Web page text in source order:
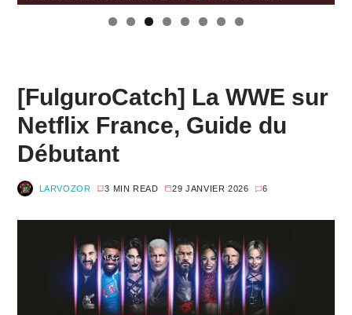
[FulguroCatch] La WWE sur
Netflix France, Guide du
Débutant
LARVOZOR 3 MIN READ 29 JANVIER 2026 6